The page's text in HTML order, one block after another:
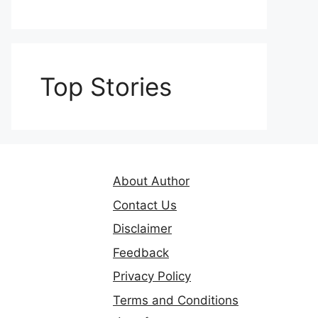
Top Stories
About Author
Contact Us
Disclaimer
Feedback
Privacy Policy
Terms and Conditions